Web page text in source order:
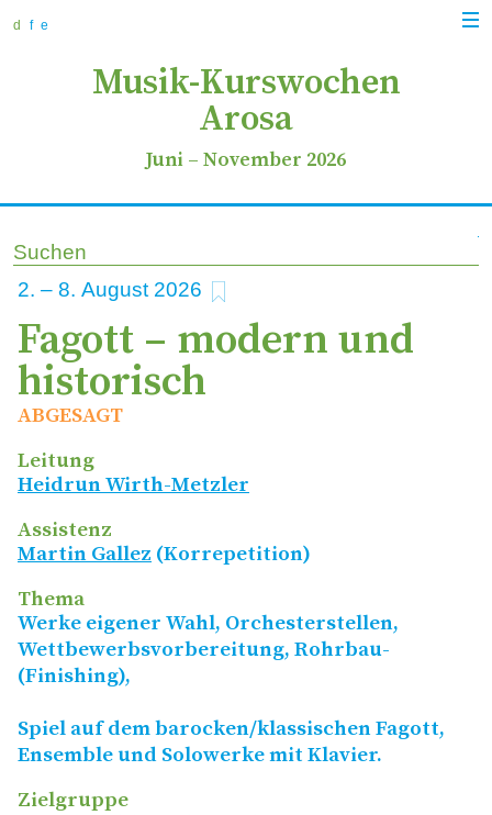
d f e
Musik-Kurswochen
Arosa
Juni – November 2026
Suchen
2 – 8 2026
Fagott – modern und
historisch
ABGESAGT
Leitung
Heidrun Wirth-Metzler
Assistenz
Martin Gallez (Korrepetition)
Thema
Werke eigener Wahl, Orchesterstellen,
Wettbewerbsvorbereitung, Rohrbau-
(Finishing),
Spiel auf dem barocken/​klassischen Fagott,
Ensemble und Solowerke mit Klavier.
Zielgruppe